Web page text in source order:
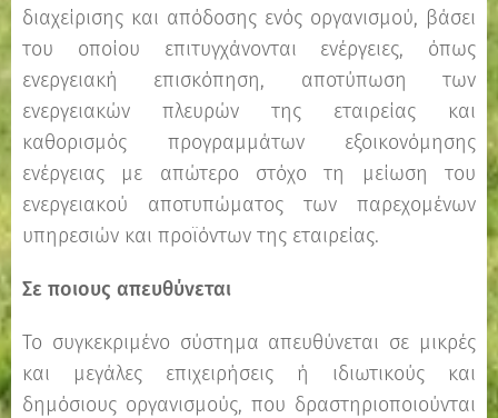
διαχείρισης και απόδοσης ενός οργανισμού, βάσει
του οποίου επιτυγχάνονται ενέργειες, όπως
ενεργειακή επισκόπηση, αποτύπωση των
ενεργειακών πλευρών της εταιρείας και
καθορισμός προγραμμάτων εξοικονόμησης
ενέργειας με απώτερο στόχο τη μείωση του
ενεργειακού αποτυπώματος των παρεχομένων
υπηρεσιών και προϊόντων της εταιρείας.
Σε ποιους απευθύνεται
Το συγκεκριμένο σύστημα απευθύνεται σε μικρές
και μεγάλες επιχειρήσεις ή ιδιωτικούς και
δημόσιους οργανισμούς, που δραστηριοποιούνται